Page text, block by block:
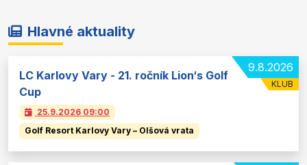
Hlavné aktuality
9.8.2026
KLUB
LC Karlovy Vary - 21. ročník Lion‘s Golf
Cup
25.9.2026 09:00
Golf Resort Karlovy Vary – Olšová vrata